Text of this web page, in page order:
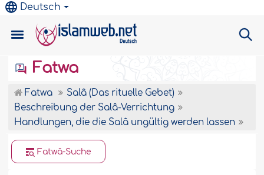
Deutsch
Fatwa
Fatwa
Salâ (Das rituelle Gebet)
Beschreibung der Salâ-Verrichtung
Handlungen, die die Salâ ungültig werden lassen
Fatwâ-Suche